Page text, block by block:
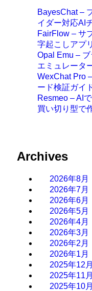
BayesChat –
イダー対応AI
FairFlow – サ
字起こしアプリ
Opal Emu –
エミュレータ
WexChat Pro
ード検証ガイ
Resmeo – AI
買い切り型で
Archives
2026年8月
2026年7月
2026年6月
2026年5月
2026年4月
2026年3月
2026年2月
2026年1月
2025年12月
2025年11月
2025年10月